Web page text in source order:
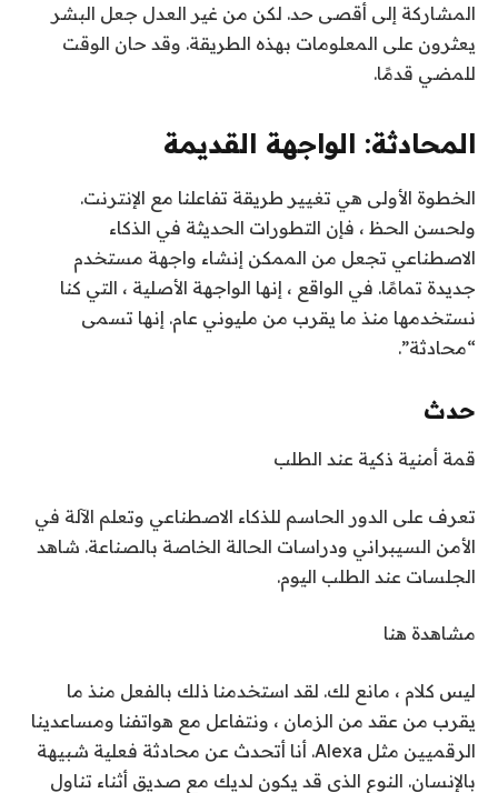
المشاركة إلى أقصى حد. لكن من غير العدل جعل البشر
يعثرون على المعلومات بهذه الطريقة. وقد حان الوقت
للمضي قدمًا.
المحادثة: الواجهة القديمة
الخطوة الأولى هي تغيير طريقة تفاعلنا مع الإنترنت.
ولحسن الحظ ، فإن التطورات الحديثة في الذكاء
الاصطناعي تجعل من الممكن إنشاء واجهة مستخدم
جديدة تمامًا. في الواقع ، إنها الواجهة الأصلية ، التي كنا
نستخدمها منذ ما يقرب من مليوني عام. إنها تسمى
“محادثة”.
حدث
قمة أمنية ذكية عند الطلب
تعرف على الدور الحاسم للذكاء الاصطناعي وتعلم الآلة في
الأمن السيبراني ودراسات الحالة الخاصة بالصناعة. شاهد
الجلسات عند الطلب اليوم.
مشاهدة هنا
ليس كلام ، مانع لك. لقد استخدمنا ذلك بالفعل منذ ما
يقرب من عقد من الزمان ، ونتفاعل مع هواتفنا ومساعدينا
الرقميين مثل Alexa. أنا أتحدث عن محادثة فعلية شبيهة
بالإنسان. النوع الذي قد يكون لديك مع صديق أثناء تناول